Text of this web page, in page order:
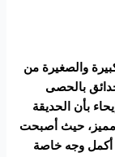
والصغيرة من
بالحصى
بأن الحديقة
مميز، حيث أصبحت
أكمل وجه خاصة